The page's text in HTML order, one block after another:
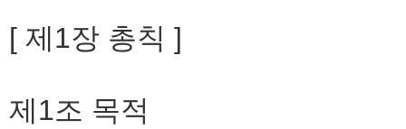
[ 제1장 총칙 ]
제1조 목적